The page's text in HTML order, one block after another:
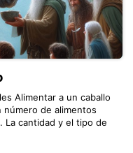
Alimentar a un caballo
de alimentos
La cantidad y el tipo de